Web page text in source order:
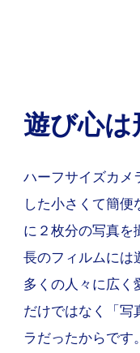
遊び心は
ハーフサイズカメ
した小さくて簡便
に２枚分の写真を
長のフィルムには
多くの人々に広く
だけではなく「写
ラだったからです。